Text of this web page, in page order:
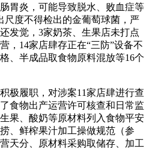
胃炎，可能导致脱水、败血症等
尺度不得检出的金葡萄球菌，严
发觉，3家奶茶、生果店未打点
，14家店肆存正在“三防”设备不
、半成品取食物原料混放等16个
履职，对涉案11家店肆进行查
食物出产运营许可核查和日常监
果、酸奶等原材料列入食物平安
、鲜榨果汁加工操做规范（参
天分、原材料采购取储存、加工